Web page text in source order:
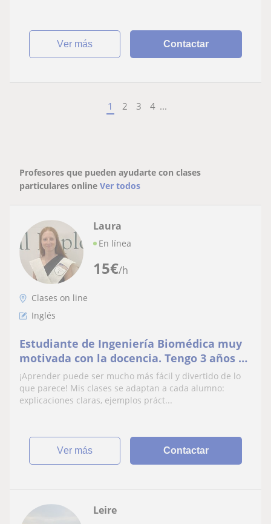
ver más Contactar
1 2 3 4 ...
Profesores que pueden ayudarte con clases
particulares online Ver todos
15€/h
Laura
En línea
Clases on line
Inglés
Estudiante de Ingeniería Biomédica muy
motivada con la docencia. Tengo 3 años de
experiencia dando clases particulares.
¡Aprender puede ser mucho más fácil y divertido de lo
que parece! Mis clases se adaptan a cada alumno:
explicaciones claras, ejemplos práct...
ver más Contactar
Leire